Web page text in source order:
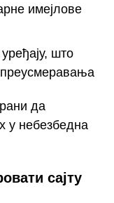
имејлове
што
да
у небезбедна
сајту